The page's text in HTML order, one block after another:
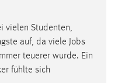
vielen Studenten,
auf, da viele Jobs
teuerer wurde. Ein
fühlte sich